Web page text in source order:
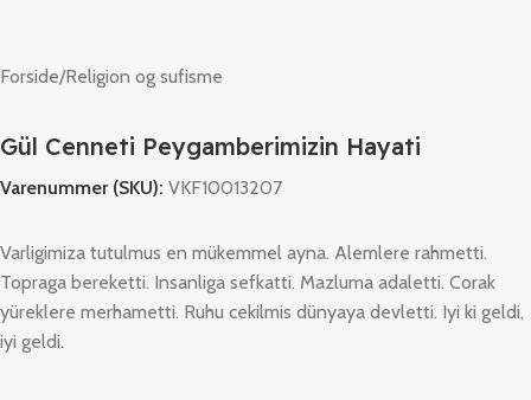
Forside/Religion og sufisme
Gül Cenneti Peygamberimizin Hayati
Varenummer (SKU): VKF10013207
Varligimiza tutulmus en mükemmel ayna. Alemlere rahmetti.
Topraga bereketti. Insanliga sefkatti. Mazluma adaletti. Corak
yüreklere merhametti. Ruhu cekilmis dünyaya devletti. Iyi ki geldi,
iyi geldi.